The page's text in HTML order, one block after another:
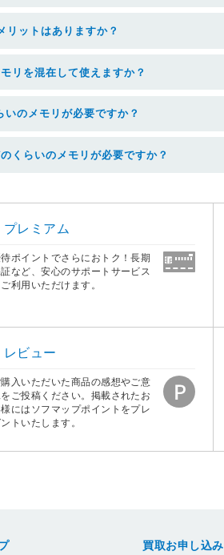
リットはありますか？
リを混在して使えますか？
のメモリが必要ですか？
くらいのメモリが必要ですか？
プレミアム
ポイントでさらにおトク！長期
など、安心のサポートサービス
ご利用いただけます。
レビュー
購入いただいた商品の感想やご意
をご投稿ください。掲載されたお
にはソフマップポイントをプレ
トいたします。
買取お申し込み